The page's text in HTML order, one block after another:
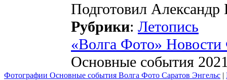
Подготовил
Рубрики: Летопись
«Волга Фото»
Основные события
Фотографии Основные события Волга Фото Саратов Энгельс |